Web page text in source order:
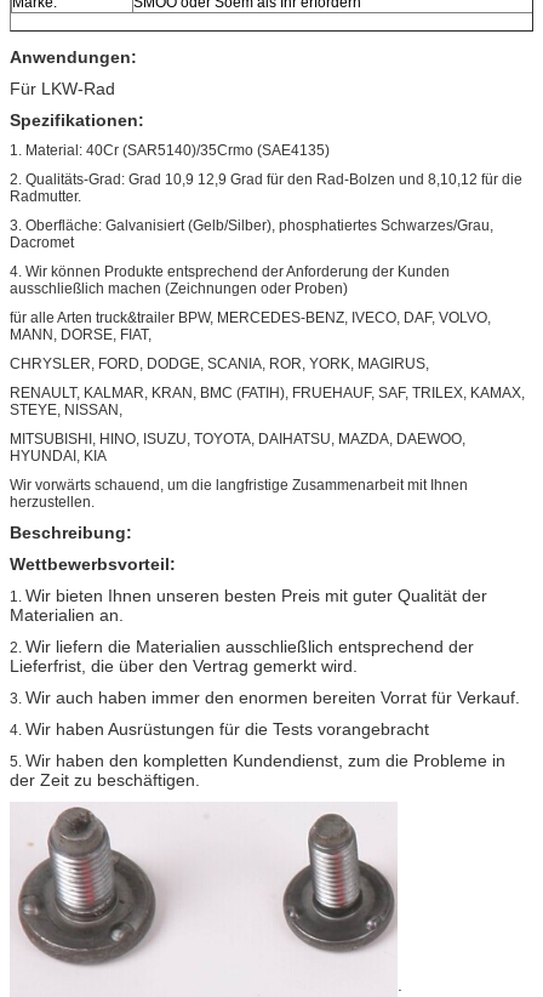
Anwendungen:
Für LKW-Rad
Spezifikationen:
1. Material: 40Cr (SAR5140)/35Crmo (SAE4135)
2. Qualitäts-Grad: Grad 10,9 12,9 Grad für den Rad-Bolzen und 8,10,12 für die
Radmutter.
3. Oberfläche: Galvanisiert (Gelb/Silber), phosphatiertes Schwarzes/Grau,
Dacromet
4. Wir können Produkte entsprechend der Anforderung der Kunden
ausschließlich machen (Zeichnungen oder Proben)
für alle Arten truck&trailer BPW, MERCEDES-BENZ, IVECO, DAF, VOLVO,
MANN, DORSE, FIAT,
CHRYSLER, FORD, DODGE, SCANIA, ROR, YORK, MAGIRUS,
RENAULT, KALMAR, KRAN, BMC (FATIH), FRUEHAUF, SAF, TRILEX, KAMAX,
STEYE, NISSAN,
MITSUBISHI, HINO, ISUZU, TOYOTA, DAIHATSU, MAZDA, DAEWOO,
HYUNDAI, KIA
Wir vorwärts schauend, um die langfristige Zusammenarbeit mit Ihnen
herzustellen.
Beschreibung:
Wettbewerbsvorteil:
1. Wir bieten Ihnen unseren besten Preis mit guter Qualität der
Materialien an.
2. Wir liefern die Materialien ausschließlich entsprechend der
Lieferfrist, die über den Vertrag gemerkt wird.
3. Wir auch haben immer den enormen bereiten Vorrat für Verkauf.
4. Wir haben Ausrüstungen für die Tests vorangebracht
5. Wir haben den kompletten Kundendienst, zum die Probleme in
der Zeit zu beschäftigen.
.